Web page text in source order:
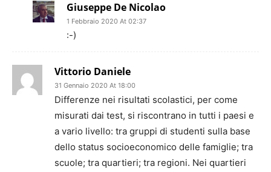
Giuseppe De Nicolao
1 Febbraio 2020 At 02:37
:-)
Vittorio Daniele
31 Gennaio 2020 At 18:00
Differenze nei risultati scolastici, per come
misurati dai test, si riscontrano in tutti i paesi e
a vario livello: tra gruppi di studenti sulla base
dello status socioeconomico delle famiglie; tra
scuole; tra quartieri; tra regioni. Nei quartieri